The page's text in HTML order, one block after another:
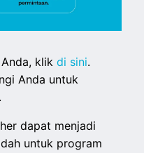
Anda, klikdi sini.
Anda untuk
dapat menjadi
untuk program